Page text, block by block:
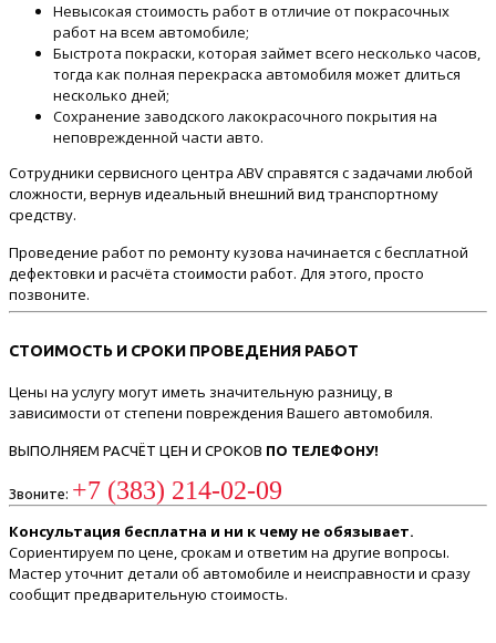
Невысокая стоимость работ в отличие от покрасочных
работ на всем автомобиле;
Быстрота покраски, которая займет всего несколько часов,
тогда как полная перекраска автомобиля может длиться
несколько дней;
Сохранение заводского лакокрасочного покрытия на
неповрежденной части авто.
Сотрудники сервисного центра ABV справятся с задачами любой
сложности, вернув идеальный внешний вид транспортному
средству.
Проведение работ по ремонту кузова начинается с бесплатной
дефектовки и расчёта стоимости работ. Для этого, просто
позвоните.
СТОИМОСТЬ И СРОКИ ПРОВЕДЕНИЯ РАБОТ
Цены на услугу могут иметь значительную разницу, в
зависимости от степени повреждения Вашего автомобиля.
ВЫПОЛНЯЕМ РАСЧЁТ ЦЕН И СРОКОВ ПО ТЕЛЕФОНУ!
Звоните: +7 (383) 214-02-09
Консультация бесплатна и ни к чему не обязывает.
Сориентируем по цене, срокам и ответим на другие вопросы.
Мастер уточнит детали об автомобиле и неисправности и сразу
сообщит предварительную стоимость.